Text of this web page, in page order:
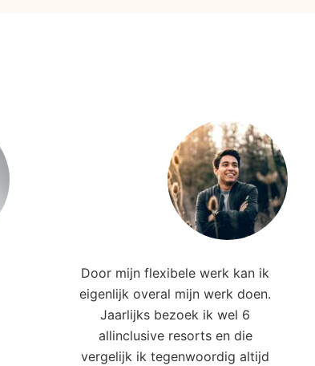
Door mijn flexibele werk kan ik
eigenlijk overal mijn werk doen.
Jaarlijks bezoek ik wel 6
allinclusive resorts en die
vergelijk ik tegenwoordig altijd